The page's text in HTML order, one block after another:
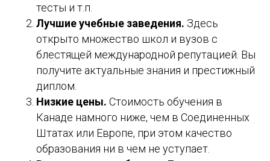
тесты и т.п.
Лучшие учебные заведения. Здесь
открыто множество школ и вузов с
блестящей международной репутацией. Вы
получите актуальные знания и престижный
диплом.
Низкие цены. Стоимость обучения в
Канаде намного ниже, чем в Соединенных
Штатах или Европе, при этом качество
образования ни в чем не уступает.